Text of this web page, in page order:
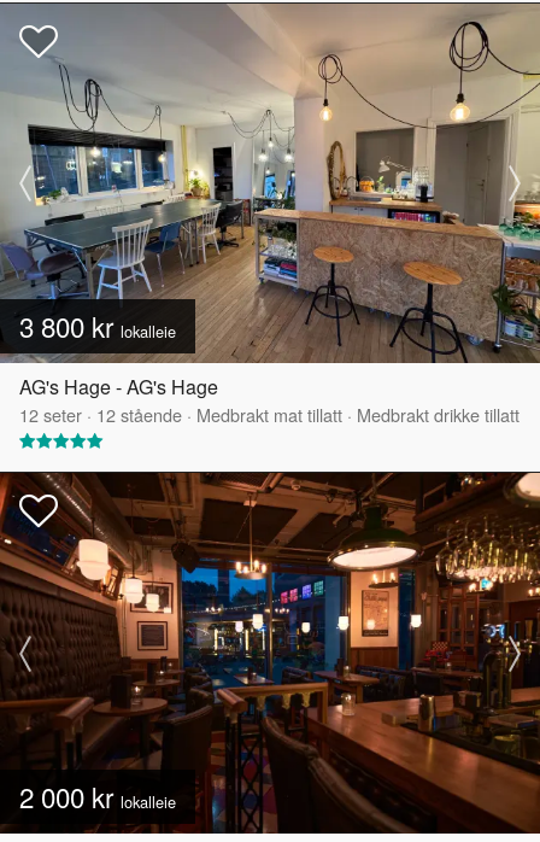
3 800 kr lokalleie
AG's Hage - AG's Hage
12seter · 12stående · Medbrakt mat tillatt · Medbrakt drikke tillatt
2 000 kr lokalleie